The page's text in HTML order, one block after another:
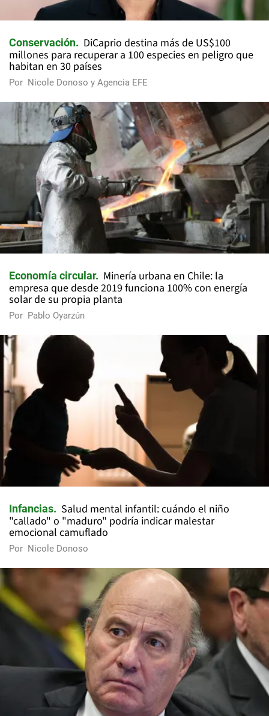
Conservación
DiCaprio destina más de US$100
millones para recuperar a 100 especies en peligro que
habitan en 30 países
Por Nicole Donoso y Agencia EFE
Economía circular
Minería urbana en Chile: la
empresa que desde 2019 funciona 100% con energía
solar de su propia planta
Por Pablo Oyarzún
Infancias
Salud mental infantil: cuándo el niño
"callado" o "maduro" podría indicar malestar
emocional camuflado
Por Nicole Donoso